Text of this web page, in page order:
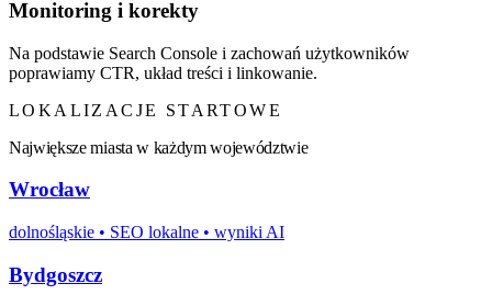
Monitoring i korekty
Na podstawie Search Console i zachowań użytkowników
poprawiamy CTR, układ treści i linkowanie.
LOKALIZACJE STARTOWE
Największe miasta w każdym województwie
Wrocław
dolnośląskie • SEO lokalne • wyniki AI
Bydgoszcz